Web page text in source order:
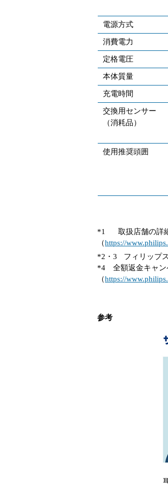
電源方式
消費電力
定格電圧
本体質量
充電時間
交換用センサー
（消耗品）
使用推奨頭囲
*1
取扱店舗の詳
（https://
*2・3
フィリップ
*4 全額返金キャン
（https://
参考